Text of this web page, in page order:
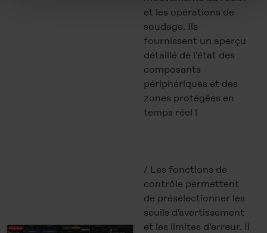
to the data transfer to the USA or not. If, on the other
hand, you click on "Deny", only necessary cookies will
You can revoke your consent at any time in the
, revoke or change the settings and deselect the
categories subsequently. You can find further details in
as well as in ourData Privacy
et les opérations de
soudage. Ils
fournissent un aperçu
détaillé de l’état des
composants
périphériques et des
zones protégées en
temps réel !
/ Les fonctions de
contrôle permettent
de présélectionner les
seuils d’avertissement
et les limites d’erreur. Il